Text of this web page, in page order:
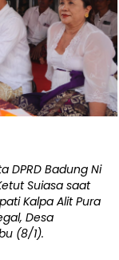
DPRD Badung Ni
Suiasa saat
Kalpa Alit Pura
Desa
(8/1).